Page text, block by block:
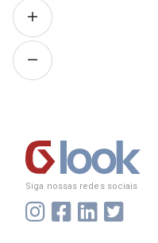
Siga nossas redes sociais